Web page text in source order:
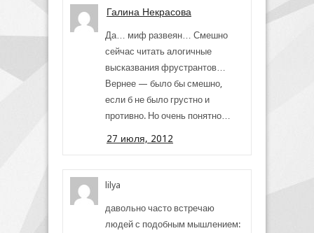
Галина Некрасова
Да… миф развеян… Смешно
сейчас читать алогичные
высказвания фрустрантов…
Вернее — было бы смешно,
если б не было грустно и
противно. Но очень понятно…
27 июля, 2012
lilya
давольно часто встречаю
людей с подобным мышлением: